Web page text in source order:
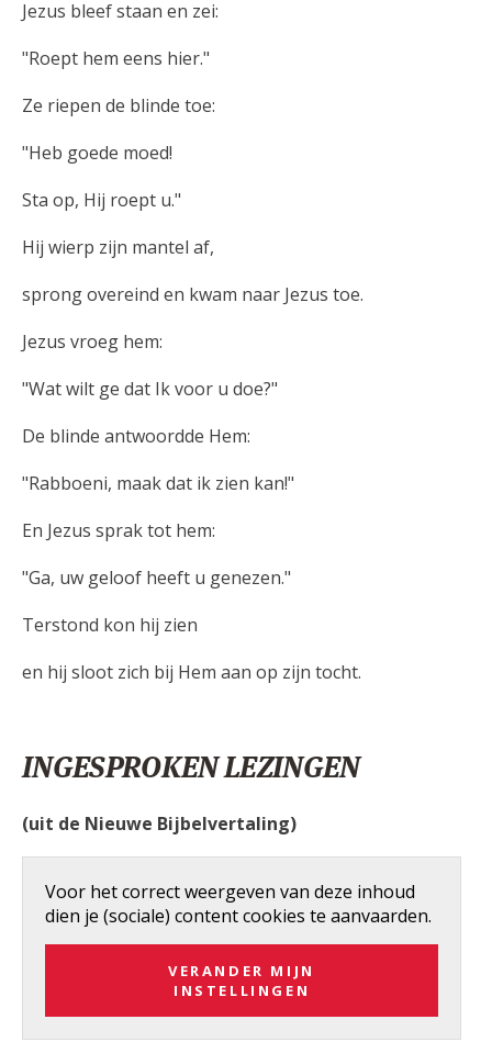
Jezus bleef staan en zei:
"Roept hem eens hier."
Ze riepen de blinde toe:
"Heb goede moed!
Sta op, Hij roept u."
Hij wierp zijn mantel af,
sprong overeind en kwam naar Jezus toe.
Jezus vroeg hem:
"Wat wilt ge dat Ik voor u doe?"
De blinde antwoordde Hem:
"Rabboeni, maak dat ik zien kan!"
En Jezus sprak tot hem:
"Ga, uw geloof heeft u genezen."
Terstond kon hij zien
en hij sloot zich bij Hem aan op zijn tocht.
INGESPROKEN LEZINGEN
(uit de Nieuwe Bijbelvertaling)
Voor het correct weergeven van deze inhoud
dien je (sociale) content cookies te aanvaarden.
VERANDER MIJN
INSTELLINGEN